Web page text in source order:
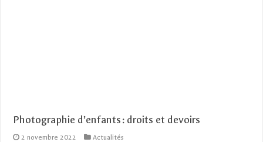
Photographie d’enfants : droits et devoirs
2 novembre 2022 Actualités